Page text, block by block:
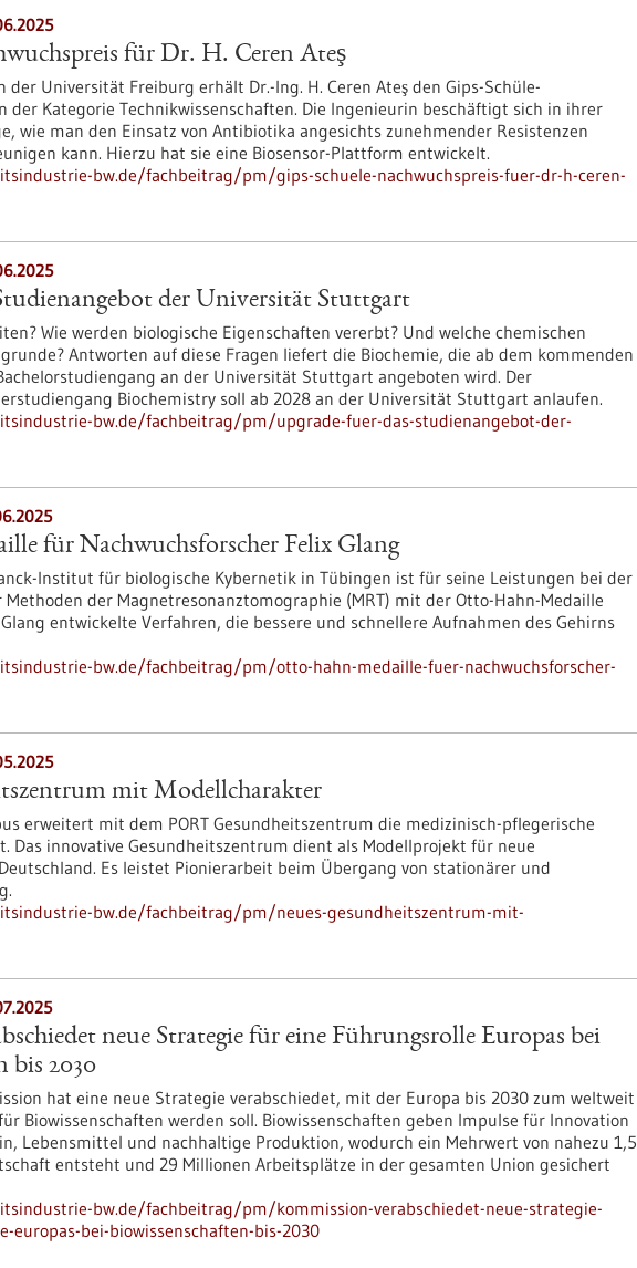
für Dr. H. Ceren Ateş
Universität Freiburg erhält Dr.-Ing. H. Ceren Ateş den Gips-Schüle-
der Kategorie Technikwissenschaften. Die Ingenieurin beschäftigt sich in ihrer
wie man den Einsatz von Antibiotika angesichts zunehmender Resistenzen
kann. Hierzu hat sie eine Biosensor-Plattform entwickelt.
bw.de/fachbeitrag/pm/gips-schuele-nachwuchspreis-fuer-dr-h-ceren-
der Universität Stuttgart
Wie werden biologische Eigenschaften vererbt? Und welche chemischen
Antworten auf diese Fragen liefert die Biochemie, die ab dem kommenden
an der Universität Stuttgart angeboten wird. Der
Biochemistry soll ab 2028 an der Universität Stuttgart anlaufen.
bw.de/fachbeitrag/pm/upgrade-fuer-das-studienangebot-der-
für Nachwuchsforscher Felix Glang
Institut für biologische Kybernetik in Tübingen ist für seine Leistungen bei der
der Magnetresonanztomographie (MRT) mit der Otto-Hahn-Medaille
entwickelte Verfahren, die bessere und schnellere Aufnahmen des Gehirns
bw.de/fachbeitrag/pm/otto-hahn-medaille-fuer-nachwuchsforscher-
mit Modellcharakter
erweitert mit dem PORT Gesundheitszentrum die medizinisch-pflegerische
Das innovative Gesundheitszentrum dient als Modellprojekt für neue
Es leistet Pionierarbeit beim Übergang von stationärer und
bw.de/fachbeitrag/pm/neues-gesundheitszentrum-mit-
neue Strategie für eine Führungsrolle Europas bei
bis 2030
hat eine neue Strategie verabschiedet, mit der Europa bis 2030 zum weltweit
Biowissenschaften werden soll. Biowissenschaften geben Impulse für Innovation
Lebensmittel und nachhaltige Produktion, wodurch ein Mehrwert von nahezu 1,5
entsteht und 29 Millionen Arbeitsplätze in der gesamten Union gesichert
bw.de/fachbeitrag/pm/kommission-verabschiedet-neue-strategie-
europas-bei-biowissenschaften-bis-2030